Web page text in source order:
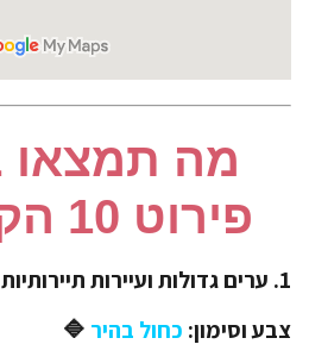
מה תמצאו
פירוט 10 הקטגוריות
וסימון:כחול בהיר🔷️